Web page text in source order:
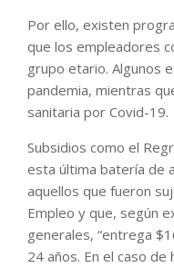
Por ello, existen
que los empleadores
grupo etario. Algunos
pandemia, mientras
sanitaria por Covid-19.
Subsidios como el
esta última batería de
aquellos que fueron
Empleo y que, según
generales, “entrega
24 años. En el caso